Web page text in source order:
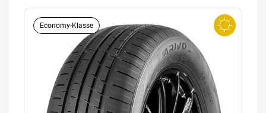
Economy-Klasse